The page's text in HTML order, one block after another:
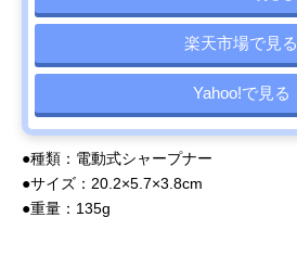
楽天市場で見る
Yahoo!で見る
●種類：電動式シャープナー
●サイズ：20.2×5.7×3.8cm
●重量：135g